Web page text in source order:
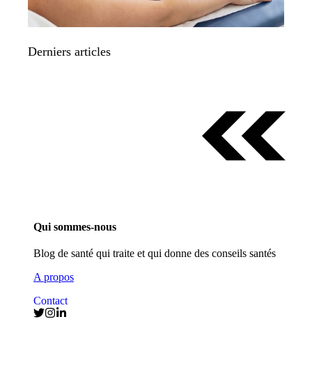
Derniers articles
Qui sommes-nous
Blog de santé qui traite et qui donne des conseils santés
A propos
Contact